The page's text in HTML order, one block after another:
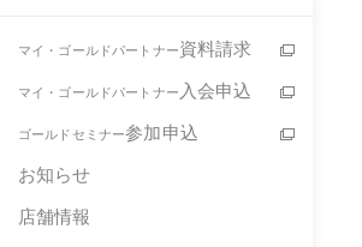
マイ・ゴールドパートナー資料請求
マイ・ゴールドパートナー 入会申込
ゴールドセミナー参加申込
お知らせ
店舗情報